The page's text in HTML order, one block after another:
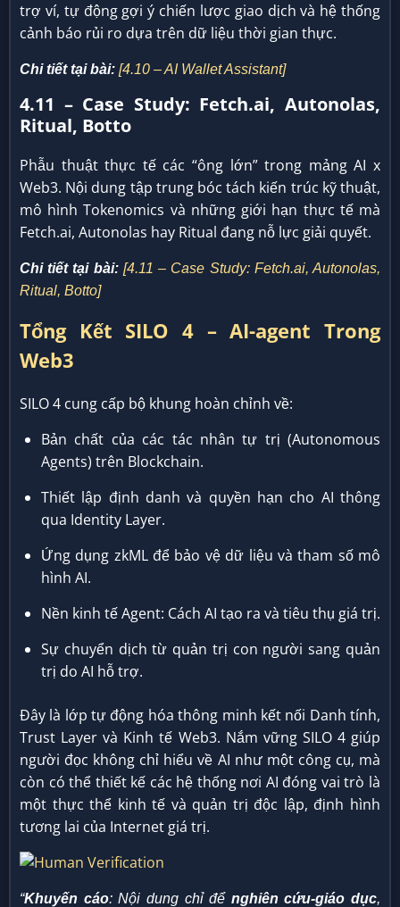
trợ ví, tự động gợi ý chiến lược giao dịch và hệ thống
cảnh báo rủi ro dựa trên dữ liệu thời gian thực.
Chi tiết tại bài: [4.10 – AI Wallet Assistant]
4.11 – Case Study: Fetch.ai, Autonolas,
Ritual, Botto
Phẫu thuật thực tế các “ông lớn” trong mảng AI x
Web3. Nội dung tập trung bóc tách kiến trúc kỹ thuật,
mô hình Tokenomics và những giới hạn thực tế mà
Fetch.ai, Autonolas hay Ritual đang nỗ lực giải quyết.
Chi tiết tại bài:[4.11 – Case Study: Fetch.ai, Autonolas,
Ritual, Botto]
Tổng Kết SILO 4 – AI-agent Trong
Web3
SILO 4 cung cấp bộ khung hoàn chỉnh về:
Bản chất của các tác nhân tự trị (Autonomous
Agents) trên Blockchain.
Thiết lập định danh và quyền hạn cho AI thông
qua Identity Layer.
Ứng dụng zkML để bảo vệ dữ liệu và tham số mô
hình AI.
Nền kinh tế Agent: Cách AI tạo ra và tiêu thụ giá trị.
Sự chuyển dịch từ quản trị con người sang quản
trị do AI hỗ trợ.
Đây là lớp tự động hóa thông minh kết nối Danh tính,
Trust Layer và Kinh tế Web3. Nắm vững SILO 4 giúp
người đọc không chỉ hiểu về AI như một công cụ, mà
còn có thể thiết kế các hệ thống nơi AI đóng vai trò là
một thực thể kinh tế và quản trị độc lập, định hình
tương lai của Internet giá trị.
“Khuyến cáo: Nội dung chỉ để nghiên cứu-giáo dục,